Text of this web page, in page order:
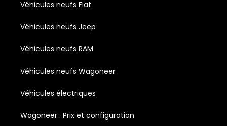
Véhicules neufs Fiat
Véhicules neufs Jeep
Véhicules neufs RAM
Véhicules neufs Wagoneer
Véhicules électriques
Wagoneer : Prix et configuration